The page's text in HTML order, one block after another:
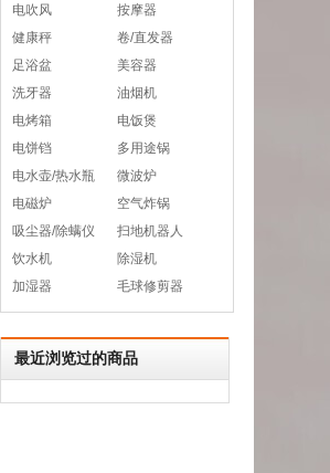
电吹风
按摩器
健康秤
卷/直发器
足浴盆
美容器
洗牙器
油烟机
电烤箱
电饭煲
电饼铛
多用途锅
电水壶/热水瓶
微波炉
电磁炉
空气炸锅
吸尘器/除螨仪
扫地机器人
饮水机
除湿机
加湿器
毛球修剪器
最近浏览过的商品